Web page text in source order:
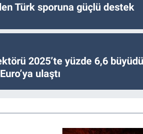
Türk sporuna güçlü destek
2025’te yüzde 6,6
ulaştı